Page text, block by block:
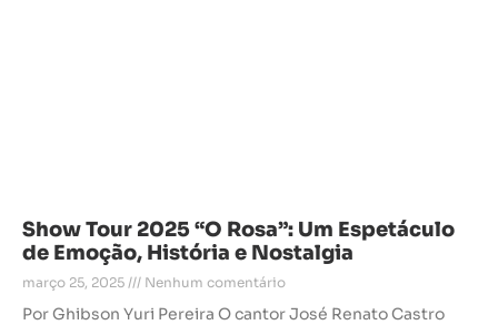
Show Tour 2025 “O Rosa”: Um Espetáculo
de Emoção, História e Nostalgia
março 25, 2025 Nenhum comentário
Por Ghibson Yuri Pereira O cantor José Renato Castro